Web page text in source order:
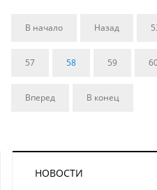
В начало Назад
57 58 59
Вперед В конец
НОВОСТИ